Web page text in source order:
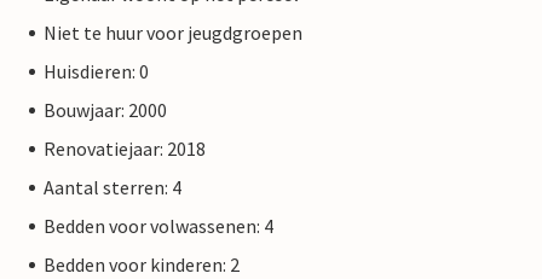
Niet te huur voor jeugdgroepen
Huisdieren: 0
Bouwjaar: 2000
Renovatiejaar: 2018
Aantal sterren: 4
Bedden voor volwassenen: 4
Bedden voor kinderen: 2